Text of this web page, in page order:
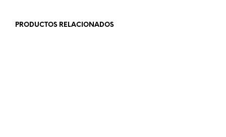
PRODUCTOS RELACIONADOS